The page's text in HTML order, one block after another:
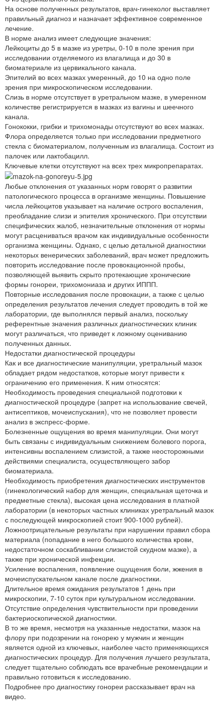
На основе полученных результатов, врач-гинеколог выставляет
правильный диагноз и назначает эффективное современное
лечение.
В норме анализ имеет следующие значения:
Лейкоциты до 5 в мазке из уретры, 0-10 в поле зрения при
исследовании отделяемого из влагалища и до 30 в
биоматериале из цервикального канала.
Эпителий во всех мазках умеренный, до 10 на одно поле
зрения при микроскопическом исследовании.
Слизь в норме отсутствует в уретральном мазке, в умеренном
количестве регистрируется в мазках из вагины и шеечного
канала.
Гонококки, грибки и трихомонады отсутствуют во всех мазках.
Флора определяется только при исследовании предметного
стекла с биоматериалом, полученным из влагалища. Состоит из
палочек или лактобацилл.
Ключевые клетки отсутствуют на всех трех микропрепаратах.
Любые отклонения от указанных норм говорят о развитии
патологического процесса в организме женщины. Повышение
числа лейкоцитов указывает на наличие острого воспаления,
преобладание слизи и эпителия хронического. При отсутствии
специфических жалоб, незначительные отклонения от нормы
могут расцениваться врачом как индивидуальные особенности
организма женщины. Однако, с целью детальной диагностики
некоторых венерических заболеваний, врач может предложить
повторить исследование после провокационной пробы,
позволяющей выявить скрыто протекающие хронические
формы гонореи, трихомониаза и других ИППП.
Повторные исследования после провокации, а также с целью
определения результатов лечения следует проводить в той же
лаборатории, где выполнялся первый анализ, поскольку
референтные значения различных диагностических клиник
могут различаться, что приведет к ложному оцениванию
полученных данных.
Недостатки диагностической процедуры
Как и все диагностические манипуляции, уретральный мазок
обладает рядом недостатков, которые могут привести к
ограничению его применения. К ним относятся:
Необходимость проведения специальной подготовки к
диагностической процедуре (запрет на использование свечей,
антисептиков, мочеиспускания), что не позволяет провести
анализ в экспресс-форме.
Болезненные ощущения во время манипуляции. Они могут
быть связаны с индивидуальным снижением болевого порога,
интенсивны воспалением слизистой, а также неосторожными
действиями специалиста, осуществляющего забор
биоматериала.
Необходимость приобретения диагностических инструментов
(гинекологический набор для женщин, специальная щеточка и
предметные стекла), высокая цена исследования в платной
лаборатории (в некоторых частных клиниках уретральный мазок
с последующей микроскопией стоит 900-1000 рублей).
Ложноотрицательные результаты при нарушении правил сбора
материала (попадание в него большого количества крови,
недостаточном соскабливании слизистой скудном мазке), а
также при хронической инфекции.
Усиление воспаления, появление ощущения боли, жжения в
мочеиспускательном канале после диагностики.
Длительное время ожидания результатов 1 день при
микроскопии, 7-10 суток при культуральном исследовании.
Отсутствие определения чувствительности при проведении
бактериоскопической диагностики.
В то же время, несмотря на указанные недостатки, мазок на
флору при подозрении на гонорею у мужчин и женщин
является одной из ключевых, наиболее часто применяющихся
диагностических процедур. Для получения лучшего результата,
следует тщательно соблюдать все врачебные рекомендации и
правильно готовиться к исследованию.
Подробнее про диагностику гонореи рассказывает врач на
видео.